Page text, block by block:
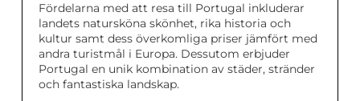
Fördelarna med att resa till Portugal inkluderar
landets natursköna skönhet, rika historia och
kultur samt dess överkomliga priser jämfört med
andra turistmål i Europa. Dessutom erbjuder
Portugal en unik kombination av städer, stränder
och fantastiska landskap.